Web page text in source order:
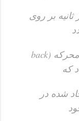
بر روی
درلحظه قطع شدن یک نیروی ضد محرکه (back
شده در